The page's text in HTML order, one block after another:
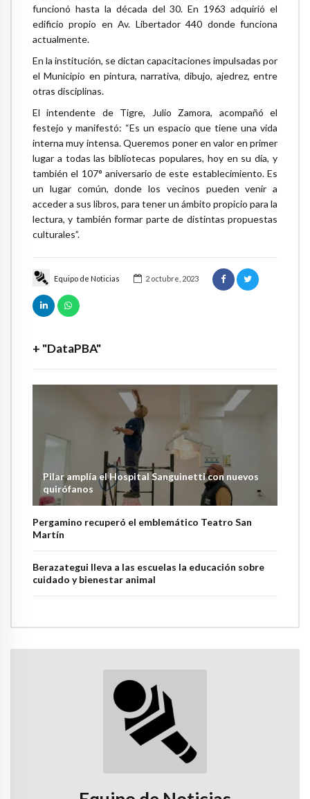
Equipo de Noticias 2 octubre, 2023
+ "DataPBA"
Pilar amplía el Hospital Sanguinetti con nuevos
quirófanos
Pergamino recuperó el emblemático Teatro San
Martín
Berazategui lleva a las escuelas la educación sobre
cuidado y bienestar animal
funcionó hasta la década del 30. En 1963 adquirió el
edificio propio en Av. Libertador 440 donde funciona
actualmente.
En la institución, se dictan capacitaciones impulsadas por
el Municipio en pintura, narrativa, dibujo, ajedrez, entre
otras disciplinas.
El intendente de Tigre, Julio Zamora, acompañó el
festejo y manifestó: “Es un espacio que tiene una vida
interna muy intensa. Queremos poner en valor en primer
lugar a todas las bibliotecas populares, hoy en su día, y
también el 107° aniversario de este establecimiento. Es
un lugar común, donde los vecinos pueden venir a
acceder a sus libros, para tener un ámbito propicio para la
lectura, y también formar parte de distintas propuestas
culturales”.